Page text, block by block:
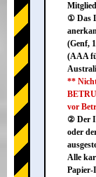
① Das
(Genf,
(AAA
**
vor
② Der
oder
Alle
Papier-